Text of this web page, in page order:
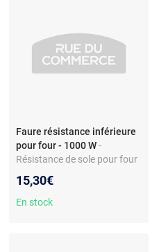
Faure résistance inférieure
pour four - 1000 W -
Résistance de sole pour four
Compatible modèle
FOP38901XK - Non pyrolyse
15,30€
En stock